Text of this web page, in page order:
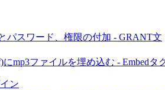
パスワード、権限の付加 - GRANT文
にmp3ファイルを埋め込む - Embedタ
ン